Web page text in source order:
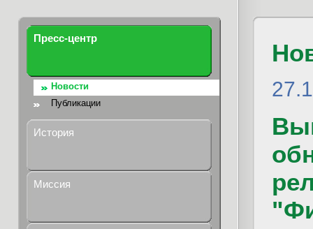
Пресс-центр
Новости
Публикации
История
Миссия